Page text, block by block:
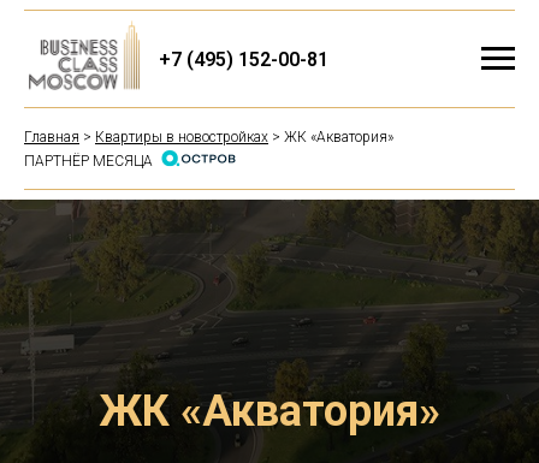
+7 (495) 152-00-81
Главная > Квартиры в новостройках > ЖК «Акватория»
ПАРТНЁР МЕСЯЦА
ЖК «Акватория»